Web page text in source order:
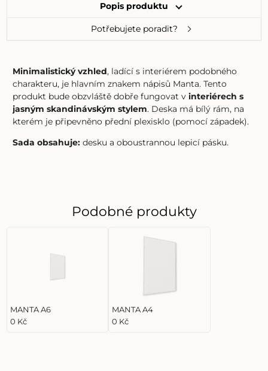
Popis produktu
Potřebujete poradit?
Minimalistický vzhled, ladící s interiérem podobného
charakteru, je hlavním znakem nápisů Manta. Tento
produkt bude obzvláště dobře fungovat vinteriérech s
jasným skandinávským stylem. Deska má bílý rám, na
kterém je připevněno přední plexisklo (pomocí západek).
Sada obsahuje: desku a oboustrannou lepicí pásku.
Podobné produkty
MANTA A6
0 Kč
MANTA A4
0 Kč